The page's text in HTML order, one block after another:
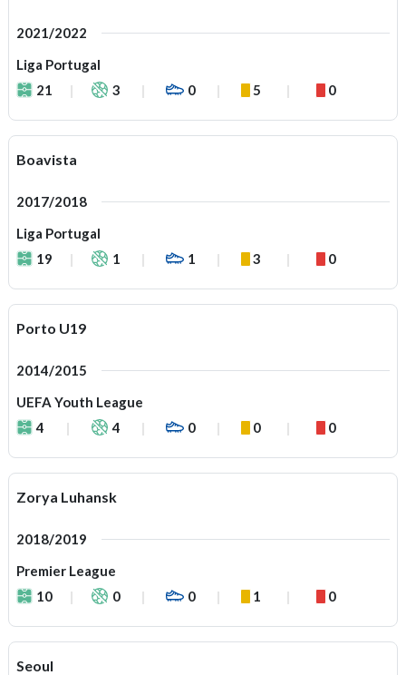
2021/2022
Liga Portugal
21
3 0 5 0
Boavista
2017/2018
Liga Portugal
19
1 1 3 0
Porto U19
2014/2015
UEFA Youth League
4
4 0 0 0
Zorya Luhansk
2018/2019
Premier League
10
0 0 1 0
Seoul